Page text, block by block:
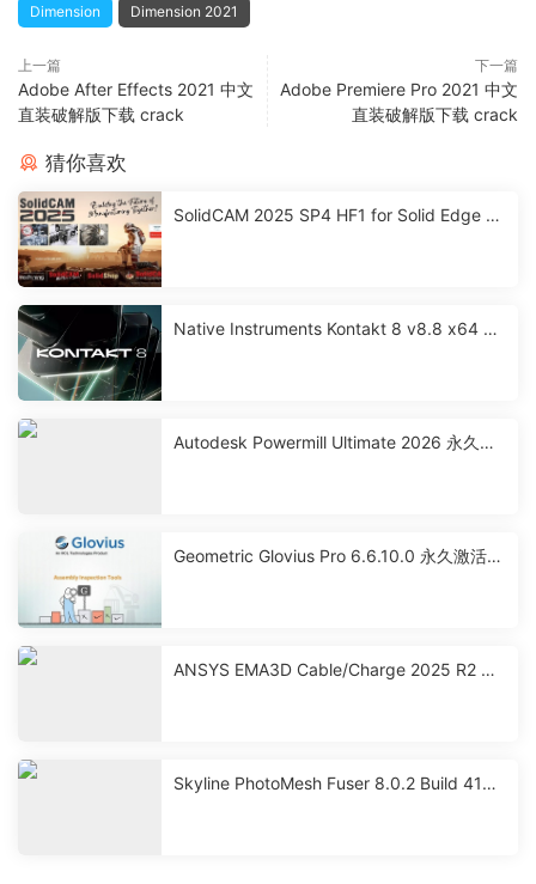
Dimension
Dimension 2021
上一篇
Adobe After Effects 2021 中文
直装破解版下载 crack
下一篇
Adobe Premiere Pro 2021 中文
直装破解版下载 crack
猜你喜欢
SolidCAM 2025 SP4 HF1 for Solid Edge 激
Native Instruments Kontakt 8 v8.8 x64 永
Autodesk Powermill Ultimate 2026 永久激
Geometric Glovius Pro 6.6.10.0 永久激活破
ANSYS EMA3D Cable/Charge 2025 R2 永
Skyline PhotoMesh Fuser 8.0.2 Build 4101